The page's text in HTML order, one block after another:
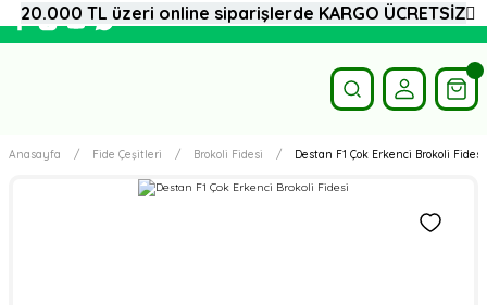
Anasayfa Fide Çeşitleri Brokoli Fidesi Destan F1 Çok Erkenci Brokoli Fidesi
20.000 TL üzeri online siparişlerde KARGO ÜCRETSİZ